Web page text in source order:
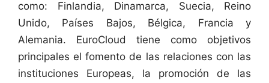
como: Finlandia, Dinamarca, Suecia, Reino
Unido, Países Bajos, Bélgica, Francia y
Alemania. EuroCloud tiene como objetivos
principales el fomento de las relaciones con las
instituciones Europeas, la promoción de las